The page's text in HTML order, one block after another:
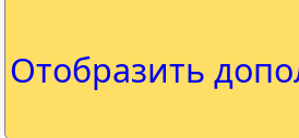
Отобразить